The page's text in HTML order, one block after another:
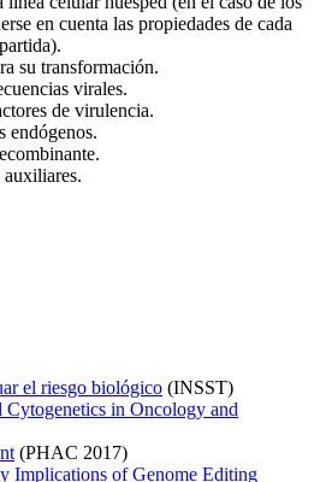
en cuenta las propiedades de cada
su transformación.
virales.
de virulencia.
endógenos.
el riesgo biológico (INSST)
Cytogenetics in Oncology and
(PHAC 2017)
Implications of Genome Editing